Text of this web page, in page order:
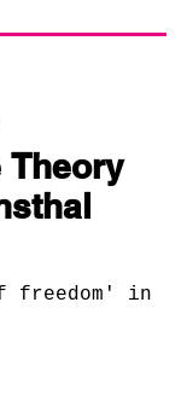
Theory
freedom' in